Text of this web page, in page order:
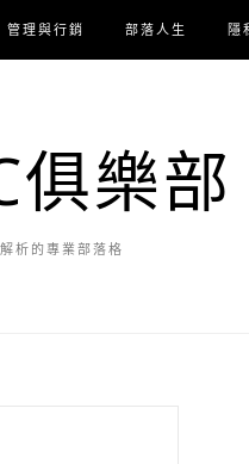
管理與行銷 部落人生 隱
俱樂部
析的專業部落格